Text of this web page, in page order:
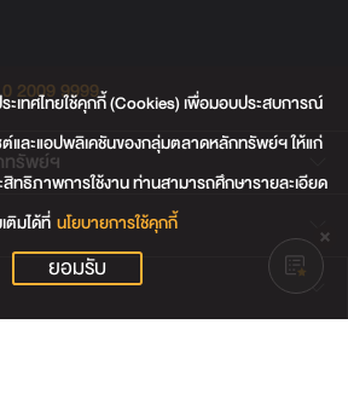
0 2009 9999
ทรัพย์ฯ
เทศไทยใช้คุกกี้ (Cookies) เพื่อมอบประสบการณ์
ต์และแอปพลิเคชันของกลุ่มตลาดหลักทรัพย์ฯ ให้แก่
ทธิภาพการใช้งาน ท่านสามารถศึกษารายละเอียด
ติมได้ที่ นโยบายการใช้คุกกี้
ยอมรับ